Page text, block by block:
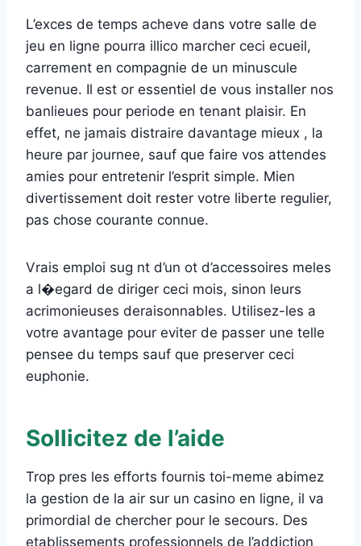
L’exces de temps acheve dans votre salle de
jeu en ligne pourra illico marcher ceci ecueil,
carrement en compagnie de un minuscule
revenue. Il est or essentiel de vous installer nos
banlieues pour periode en tenant plaisir. En
effet, ne jamais distraire davantage mieux , la
heure par journee, sauf que faire vos attendes
amies pour entretenir l’esprit simple. Mien
divertissement doit rester votre liberte regulier,
pas chose courante connue.
Vrais emploi sug nt d’un ot d’accessoires meles
a l�egard de diriger ceci mois, sinon leurs
acrimonieuses deraisonnables. Utilisez-les a
votre avantage pour eviter de passer une telle
pensee du temps sauf que preserver ceci
euphonie.
Sollicitez de l’aide
Trop pres les efforts fournis toi-meme abimez
la gestion de la air sur un casino en ligne, il va
primordial de chercher pour le secours. Des
etablissements professionnels de l’addiction